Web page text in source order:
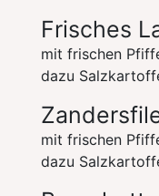
Frisches
mit frischen
dazu
mit frischen
dazu